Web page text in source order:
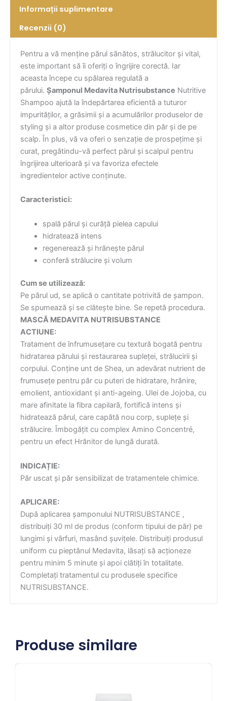
Informații suplimentare
Recenzii (0)
Pentru a vă menține părul sănătos, strălucitor și vital,
este important să îi oferiți o îngrijire corectă. Iar
aceasta începe cu spălarea regulată a
părului. Șamponul Medavita Nutrisubstance Nutritive
Shampoo ajută la îndepărtarea eficientă a tuturor
impurităților, a grăsimii și a acumulărilor produselor de
styling și a altor produse cosmetice din păr și de pe
scalp. În plus, vă va oferi o senzație de prospețime și
curat, pregătindu-vă perfect părul și scalpul pentru
îngrijirea ulterioară și va favoriza efectele
ingredientelor active conținute.
Caracteristici:
spală părul și curăță pielea capului
hidratează intens
regenerează și hrănește părul
conferă strălucire și volum
Cum se utilizează:
Pe părul ud, se aplică o cantitate potrivită de șampon.
Se spumează și se clătește bine. Se repetă procedura.
MASCĂ MEDAVITA NUTRISUBSTANCE
ACTIUNE:
Tratament de înfrumusețare cu textură bogată pentru
hidratarea părului și restaurarea supleței, strălucirii și
corpului. Conține unt de Shea, un adevărat nutrient de
frumusețe pentru păr cu puteri de hidratare, hrănire,
emolient, antioxidant și anti-ageing. Ulei de Jojoba, cu
mare afinitate la fibra capilară, fortifică intens și
hidratează părul, care capătă nou corp, suplețe și
strălucire. Îmbogățit cu complex Amino Concentré,
pentru un efect Hrănitor de lungă durată.
INDICAȚIE:
Păr uscat și păr sensibilizat de tratamentele chimice.
APLICARE:
După aplicarea șamponului NUTRISUBSTANCE ,
distribuiți 30 ml de produs (conform tipului de păr) pe
lungimi și vârfuri, masând șuvițele. Distribuiți produsul
uniform cu pieptănul Medavita, lăsați să acționeze
pentru minim 5 minute și apoi clătiți în totalitate.
Completați tratamentul cu produsele specifice
NUTRISUBSTANCE.
Produse similare